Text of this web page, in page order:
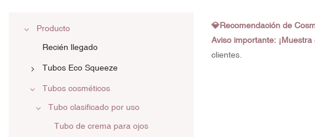
Producto
Recién llegado
Tubos Eco Squeeze
Tubos colapsables de aluminio
Tubo de caña de azúcar
Tubo de PCR
Tubos cosméticos
Tubo clasificado por uso
Tubo de crema para ojos
💎Recomendación de
Aviso importante: ¡Muestra
clientes.